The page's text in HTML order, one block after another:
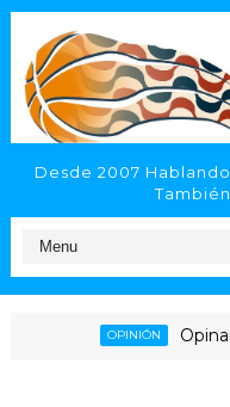
Desde 2007
OPINIÓN Opinando